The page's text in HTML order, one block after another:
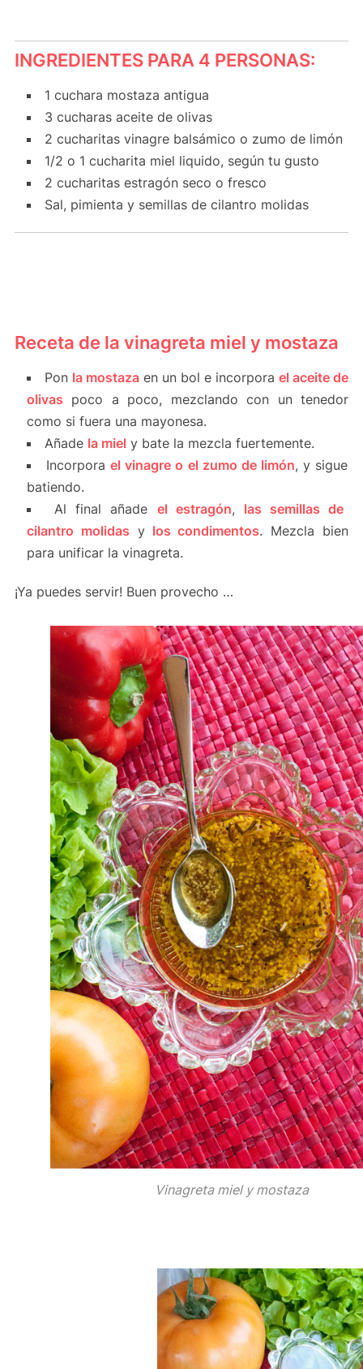
INGREDIENTES PARA 4 PERSONAS:
1 cuchara mostaza antigua
3 cucharas aceite de olivas
2 cucharitas vinagre balsámico o zumo de limón
1/2 o 1 cucharita miel liquido, según tu gusto
2 cucharitas estragón seco o fresco
Sal, pimienta y semillas de cilantro molidas
Receta de la vinagreta miel y mostaza
Pon la mostazaen un bol e incorporael aceite de
olivas poco a poco, mezclando con un tenedor
como si fuera una mayonesa.
Añade la miel y bate la mezcla fuertemente.
Incorporael vinagre o el zumo de limón, y sigue
batiendo.
Al final añade el estragón, las semillas de
cilantro molidas ylos condimentos. Mezcla bien
para unificar la vinagreta.
¡Ya puedes servir! Buen provecho …
Vinagreta miel y mostaza